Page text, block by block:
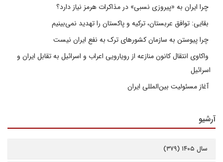
چرا ایران به «پیروزی نسبی» در مذاکرات هرمز نیاز دارد؟
بقایی: توافق عربستان، ترکیه و پاکستان را تهدید نمی‌بینیم
چرا پیوستن به سازمان کشورهای ترک به نفع ایران نیست
واکاوی انتقال کانون منازعه از رویارویی اعراب و اسرائیل به تقابل ایران و
اسرائیل
آغاز مسئولیت بین‌المللی ایران
آرشیو
سال ۱۴۰۵ (۳۷۹)